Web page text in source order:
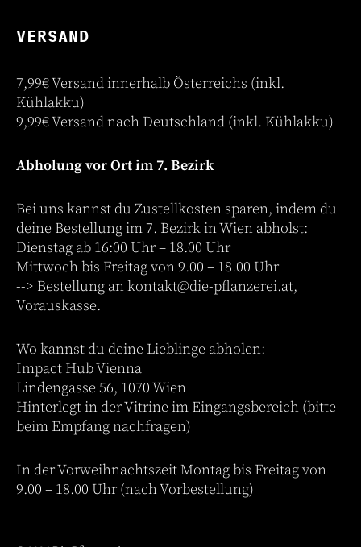
VERSAND
7,99€ Versand innerhalb Österreichs (inkl.
Kühlakku)
9,99€ Versand nach Deutschland (inkl. Kühlakku)
Abholung vor Ort im 7. Bezirk
Bei uns kannst du Zustellkosten sparen, indem du
deine Bestellung im 7. Bezirk in Wien abholst:
Dienstag ab 16:00 Uhr – 18.00 Uhr
Mittwoch bis Freitag von 9.00 – 18.00 Uhr
--> Bestellung ankontakt@die-pflanzerei.at,
Vorauskasse.
Wo kannst du deine Lieblinge abholen:
Impact Hub Vienna
Lindengasse 56, 1070 Wien
Hinterlegt in der Vitrine im Eingangsbereich (bitte
beim Empfang nachfragen)
In der Vorweihnachtszeit Montag bis Freitag von
9.00 – 18.00 Uhr (nach Vorbestellung)